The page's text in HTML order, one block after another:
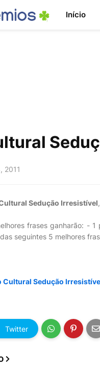
Início
2011
Sedução Irresistível
frases ganharão: - 1
seguintes 5 melhores
Cultural Sedução
Twitter